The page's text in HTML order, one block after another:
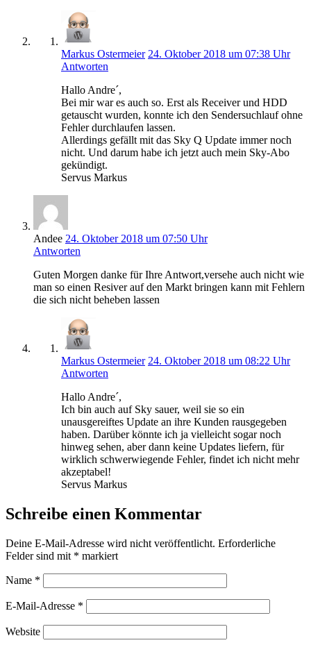
Markus Ostermeier 24. Oktober 2018 um 07:38 Uhr
Antworten
Hallo Andre´,
Bei mir war es auch so. Erst als Receiver und HDD
getauscht wurden, konnte ich den Sendersuchlauf ohne
Fehler durchlaufen lassen.
Allerdings gefällt mit das Sky Q Update immer noch
nicht. Und darum habe ich jetzt auch mein Sky-Abo
gekündigt.
Servus Markus
Andee 24. Oktober 2018 um 07:50 Uhr
Antworten
Guten Morgen danke für Ihre Antwort,versehe auch nicht wie
man so einen Resiver auf den Markt bringen kann mit Fehlern
die sich nicht beheben lassen
Markus Ostermeier 24. Oktober 2018 um 08:22 Uhr
Antworten
Hallo Andre´,
Ich bin auch auf Sky sauer, weil sie so ein
unausgereiftes Update an ihre Kunden rausgegeben
haben. Darüber könnte ich ja vielleicht sogar noch
hinweg sehen, aber dann keine Updates liefern, für
wirklich schwerwiegende Fehler, findet ich nicht mehr
akzeptabel!
Servus Markus
Schreibe einen Kommentar
Deine E-Mail-Adresse wird nicht veröffentlicht. Erforderliche
Felder sind mit * markiert
Name *
E-Mail-Adresse *
Website